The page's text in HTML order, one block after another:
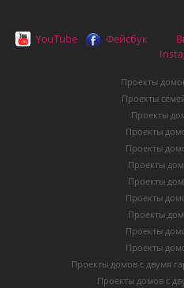
YouTube Фейсбук
Проекты
Проекты
Проекты
Проекты
Проекты
Проекты
Проекты
Проекты
Проекты
Проекты
Проекты
Проекты домов с двумя
Проекты домов с